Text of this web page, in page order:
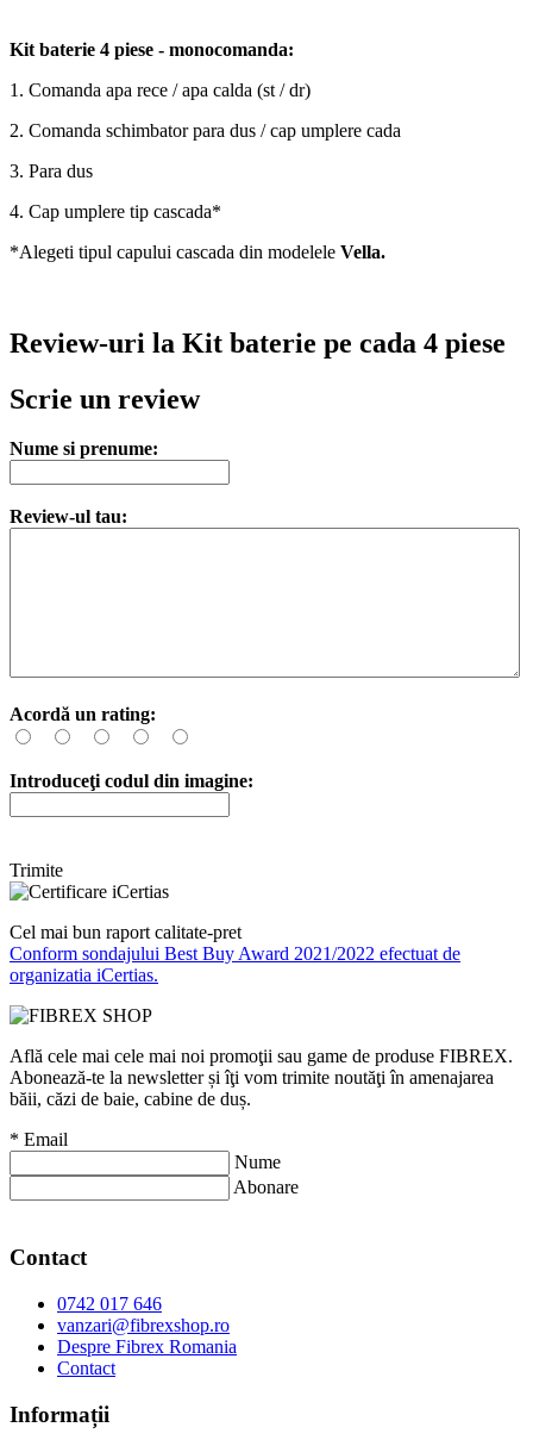
Kit baterie 4 piese - monocomanda:
1. Comanda apa rece / apa calda (st / dr)
2. Comanda schimbator para dus / cap umplere cada
3. Para dus
4. Cap umplere tip cascada*
*Alegeti tipul capului cascada din modelele Vella.
Review-uri la Kit baterie pe cada 4 piese
Scrie un review
Nume si prenume:
Review-ul tau:
Acordă un rating:
Introduceţi codul din imagine:
Trimite
Cel mai bun raport calitate-pret
Conform sondajului Best Buy Award 2021/2022 efectuat de
organizatia iCertias.
Află cele mai cele mai noi promoţii sau game de produse FIBREX.
Abonează-te la newsletter și îţi vom trimite noutăţi în amenajarea
băii, căzi de baie, cabine de duș.
* Email
Nume
Abonare
Contact
0742 017 646
vanzari@fibrexshop.ro
Despre Fibrex Romania
Contact
Informații